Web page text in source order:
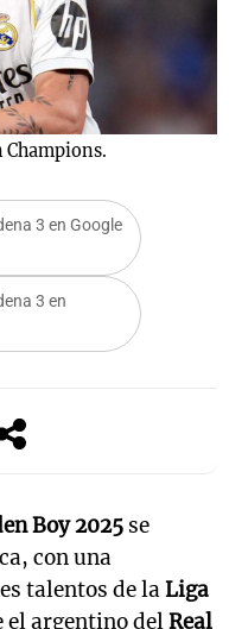
Champions.
3 en Google
3 en
Boy 2025 se
con una
talentos de laLiga
el argentino delReal
Notas
La Sole en